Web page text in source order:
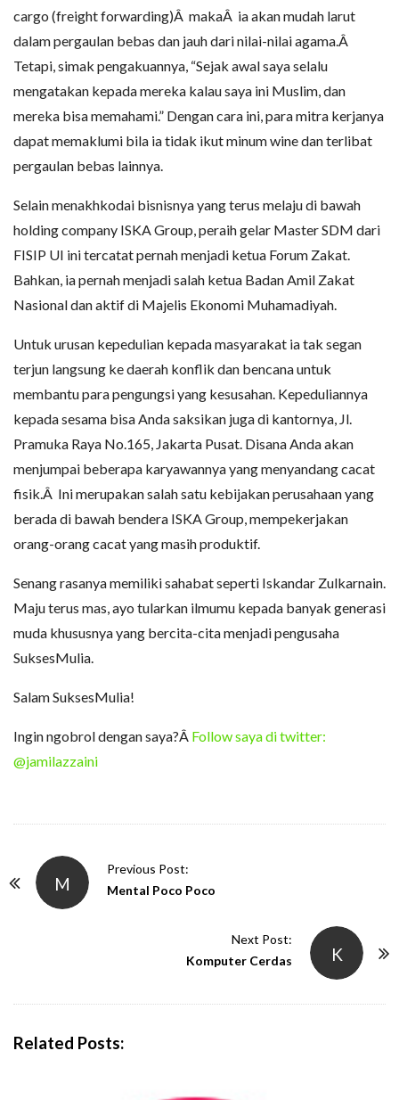
cargo (freight forwarding)Â makaÂ ia akan mudah larut
dalam pergaulan bebas dan jauh dari nilai-nilai agama.Â
Tetapi, simak pengakuannya, “Sejak awal saya selalu
mengatakan kepada mereka kalau saya ini Muslim, dan
mereka bisa memahami.” Dengan cara ini, para mitra kerjanya
dapat memaklumi bila ia tidak ikut minum wine dan terlibat
pergaulan bebas lainnya.
Selain menakhkodai bisnisnya yang terus melaju di bawah
holding company ISKA Group, peraih gelar Master SDM dari
FISIP UI ini tercatat pernah menjadi ketua Forum Zakat.
Bahkan, ia pernah menjadi salah ketua Badan Amil Zakat
Nasional dan aktif di Majelis Ekonomi Muhamadiyah.
Untuk urusan kepedulian kepada masyarakat ia tak segan
terjun langsung ke daerah konflik dan bencana untuk
membantu para pengungsi yang kesusahan. Kepeduliannya
kepada sesama bisa Anda saksikan juga di kantornya, Jl.
Pramuka Raya No.165, Jakarta Pusat. Disana Anda akan
menjumpai beberapa karyawannya yang menyandang cacat
fisik.Â Ini merupakan salah satu kebijakan perusahaan yang
berada di bawah bendera ISKA Group, mempekerjakan
orang-orang cacat yang masih produktif.
Senang rasanya memiliki sahabat seperti Iskandar Zulkarnain.
Maju terus mas, ayo tularkan ilmumu kepada banyak generasi
muda khususnya yang bercita-cita menjadi pengusaha
SuksesMulia.
Salam SuksesMulia!
Ingin ngobrol dengan saya?Â Follow saya di twitter:
@jamilazzaini
M
Previous Post:
Mental Poco Poco
K
Next Post:
Komputer Cerdas
Related Posts: